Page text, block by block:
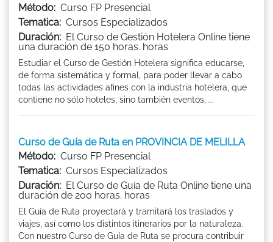
Método: Curso FP Presencial
Tematica: Cursos Especializados
Duración: El Curso de Gestión Hotelera Online tiene
una duración de 150 horas. horas
Estudiar el Curso de Gestión Hotelera significa educarse,
de forma sistemática y formal, para poder llevar a cabo
todas las actividades afines con la industria hotelera, que
contiene no sólo hoteles, sino también eventos, ...
Curso de Guía de Ruta en PROVINCIA DE MELILLA
Método: Curso FP Presencial
Tematica: Cursos Especializados
Duración: El Curso de Guía de Ruta Online tiene una
duración de 200 horas. horas
El Guía de Ruta proyectará y tramitará los traslados y
viajes, así como los distintos itinerarios por la naturaleza.
Con nuestro Curso de Guía de Ruta se procura contribuir